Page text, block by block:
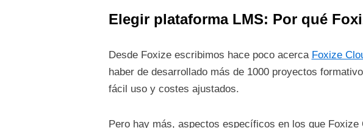
Elegir plataforma LMS: Por qué
Desde Foxize escribimos hace poco acerca Foxize
haber de desarrollado más de 1000 proyectos
fácil uso y costes ajustados.
Pero hay más, aspectos específicos en los que